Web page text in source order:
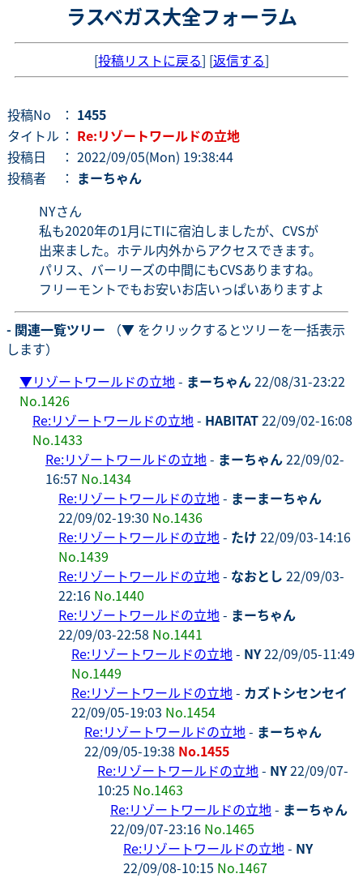
ラスベガス大全フォーラム
[投稿リストに戻る] [返信する]
投稿No ： 1455
タイトル ： Re:リゾートワールドの立地
投稿日
： 2022/09/05(Mon) 19:38:44
投稿者
： まーちゃん
NYさん
私も2020年の1月にTIに宿泊しましたが、CVSが
出来ました。ホテル内外からアクセスできます。
パリス、バーリーズの中間にもCVSありますね。
フリーモントでもお安いお店いっぱいありますよ
- 関連一覧ツリー （▼ をクリックするとツリーを一括表示
します）
▼リゾートワールドの立地- まーちゃん22/08/31-23:22
No.1426
Re:リゾートワールドの立地- HABITAT22/09/02-16:08
No.1433
Re:リゾートワールドの立地- まーちゃん22/09/02-
16:57 No.1434
Re:リゾートワールドの立地- まーまーちゃん
22/09/02-19:30 No.1436
Re:リゾートワールドの立地- たけ 22/09/03-14:16
No.1439
Re:リゾートワールドの立地- なおとし 22/09/03-
22:16 No.1440
Re:リゾートワールドの立地- まーちゃん
22/09/03-22:58 No.1441
Re:リゾートワールドの立地- NY22/09/05-11:49
No.1449
Re:リゾートワールドの立地- カズトシセンセイ
22/09/05-19:03 No.1454
Re:リゾートワールドの立地- まーちゃん
22/09/05-19:38 No.1455
Re:リゾートワールドの立地- NY22/09/07-
10:25 No.1463
Re:リゾートワールドの立地- まーちゃん
22/09/07-23:16 No.1465
Re:リゾートワールドの立地- NY
22/09/08-10:15 No.1467